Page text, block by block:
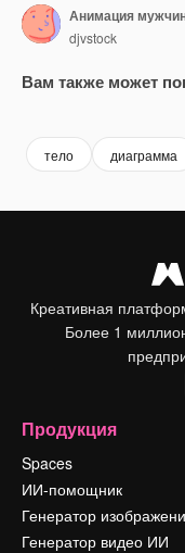
Анимация
djvstock
Вам также может
тело диаграмма
Креативная
Более 1
Продукция
Spaces
ИИ-помощник
Генератор
Генератор видео ИИ